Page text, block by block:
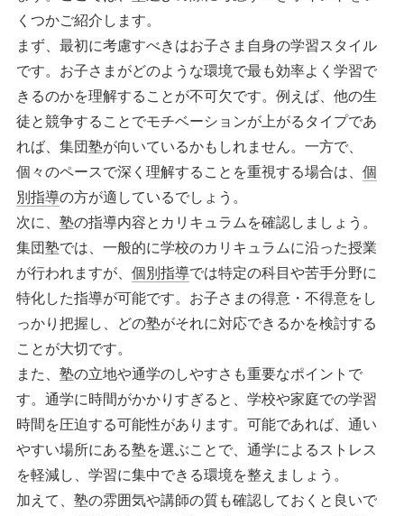
くつかご紹介します。
まず、最初に考慮すべきはお子さま自身の学習スタイル
です。お子さまがどのような環境で最も効率よく学習で
きるのかを理解することが不可欠です。例えば、他の生
徒と競争することでモチベーションが上がるタイプであ
れば、集団塾が向いているかもしれません。一方で、
個々のペースで深く理解することを重視する場合は、 個
別指導の方が適しているでしょう。
次に、塾の指導内容とカリキュラムを確認しましょう。
集団塾では、一般的に学校のカリキュラムに沿った授業
が行われますが、 個別指導では特定の科目や苦手分野に
特化した指導が可能です。お子さまの得意・不得意をし
っかり把握し、どの塾がそれに対応できるかを検討する
ことが大切です。
また、塾の立地や通学のしやすさも重要なポイントで
す。通学に時間がかかりすぎると、学校や家庭での学習
時間を圧迫する可能性があります。可能であれば、通い
やすい場所にある塾を選ぶことで、通学によるストレス
を軽減し、学習に集中できる環境を整えましょう。
加えて、塾の雰囲気や講師の質も確認しておくと良いで